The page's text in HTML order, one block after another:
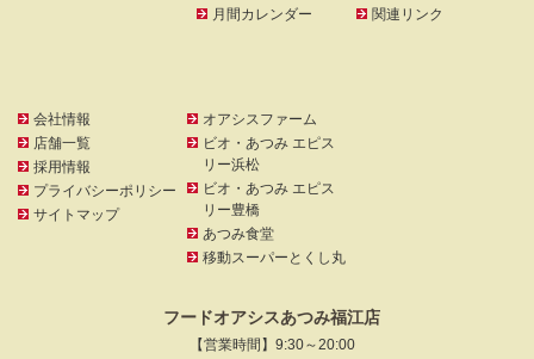
月間カレンダー
関連リンク
会社情報
店舗一覧
採用情報
プライバシーポリシー
サイトマップ
オアシスファーム
ビオ・あつみ エピス
リー浜松
ビオ・あつみ エピス
リー豊橋
あつみ食堂
移動スーパーとくし丸
フードオアシスあつみ福江店
【営業時間】9:30～20:00